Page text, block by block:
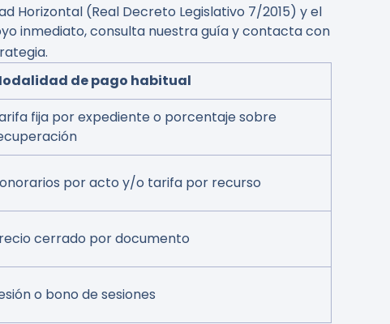
Horizontal (Real Decreto Legislativo 7/2015) y el
inmediato, consulta nuestra guía y contacta con
de pago habitual
fija por expediente o porcentaje sobre
por acto y/o tarifa por recurso
cerrado por documento
o bono de sesiones